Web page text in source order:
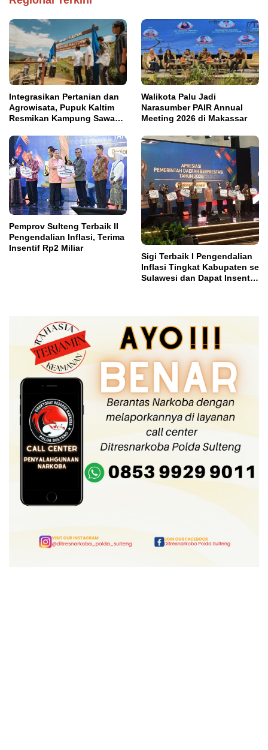
Integrasikan Pertanian dan
Agrowisata, Pupuk Kaltim
Resmikan Kampung Sawah
Walikota Palu Jadi
Narasumber PAIR Annual
Meeting 2026 di Makassar
Pemprov Sulteng Terbaik II
Pengendalian Inflasi, Terima
Insentif Rp2 Miliar
Sigi Terbaik I Pengendalian
Inflasi Tingkat Kabupaten se
Sulawesi dan Dapat Insentif